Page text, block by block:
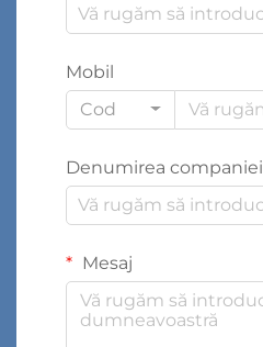
Mobil
Cod
Denumirea companiei
Mesaj